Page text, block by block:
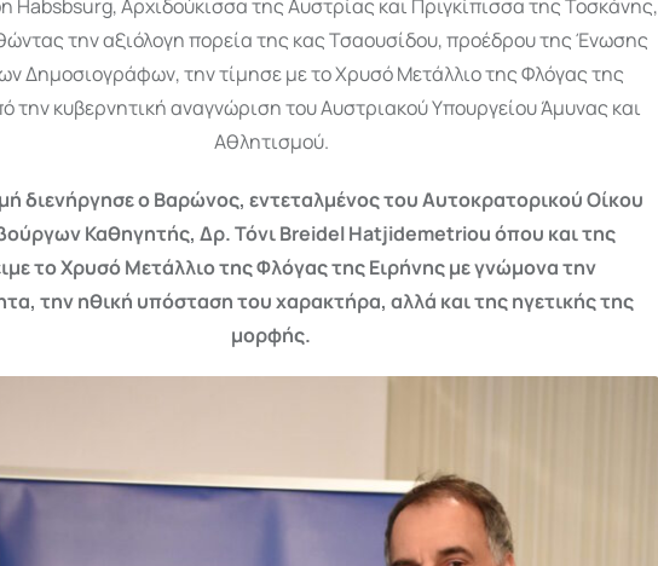
Habsbsurg, Αρχιδούκισσα της Αυστρίας και Πριγκίπισσα της Τοσκάνης,
την αξιόλογη πορεία της κας Τσαουσίδου, προέδρου της Ένωσης
Δημοσιογράφων, την τίμησε με το Χρυσό Μετάλλιο της Φλόγας της
την κυβερνητική αναγνώριση του Αυστριακού Υπουργείου Άμυνας και
Αθλητισμού.
διενήργησε ο Βαρώνος, εντεταλμένος του Αυτοκρατορικού Οίκου
Καθηγητής, Δρ. Τόνι Breidel Hatjidemetriou όπου και της
το Χρυσό Μετάλλιο της Φλόγας της Ειρήνης με γνώμονα την
την ηθική υπόσταση του χαρακτήρα, αλλά και της ηγετικής της
μορφής.